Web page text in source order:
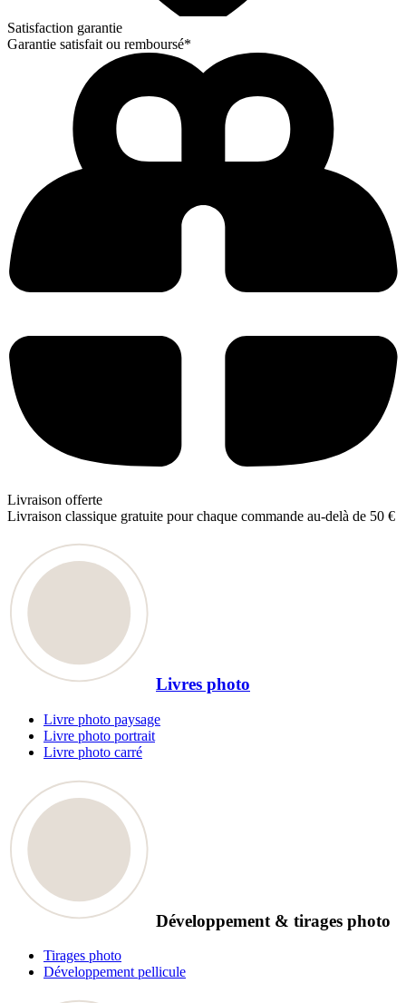
Satisfaction garantie
Garantie satisfait ou remboursé*
Livraison offerte
Livraison classique gratuite pour chaque commande au-delà de 50 €
Livres photo
Livre photo paysage
Livre photo portrait
Livre photo carré
Développement & tirages photo
Tirages photo
Développement pellicule